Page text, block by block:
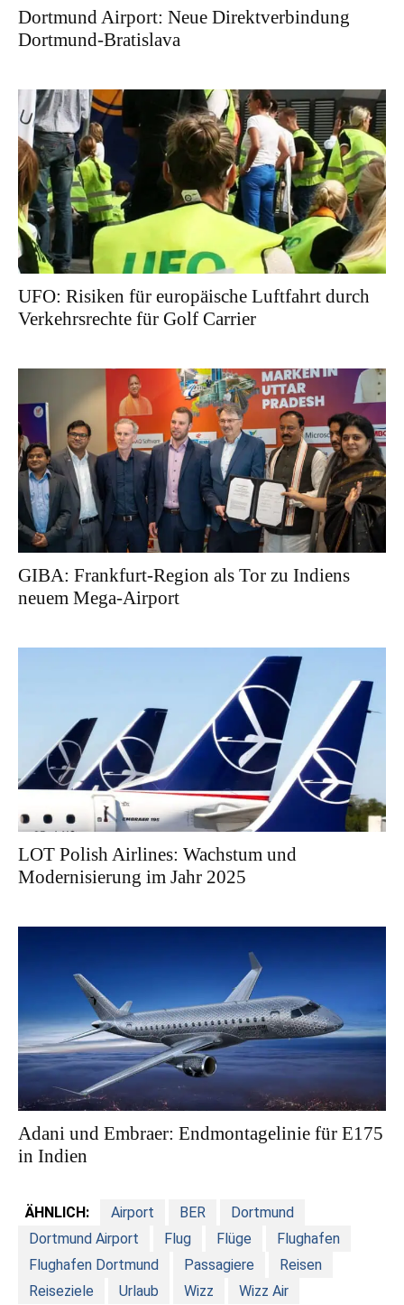
Dortmund Airport: Neue Direktverbindung
Dortmund-Bratislava
UFO: Risiken für europäische Luftfahrt durch
Verkehrsrechte für Golf Carrier
GIBA: Frankfurt-Region als Tor zu Indiens
neuem Mega-Airport
LOT Polish Airlines: Wachstum und
Modernisierung im Jahr 2025
Adani und Embraer: Endmontagelinie für E175
in Indien
ÄHNLICH: Airport BER
Dortmund
Dortmund Airport
Flug Flüge
Flughafen
Flughafen Dortmund
Passagiere
Reisen
Reiseziele
Urlaub Wizz Wizz Air